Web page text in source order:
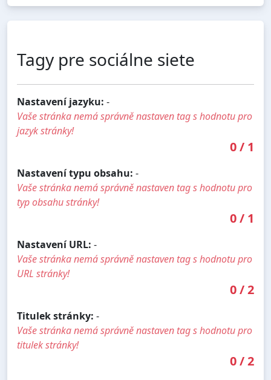
Tagy pre sociálne siete
Nastavení jazyku: -
Vaše stránka nemá správně nastaven tag s hodnotu pro
jazyk stránky!
0/ 1
Nastavení typu obsahu: -
Vaše stránka nemá správně nastaven tag s hodnotu pro
typ obsahu stránky!
0/ 1
Nastavení URL: -
Vaše stránka nemá správně nastaven tag s hodnotu pro
URL stránky!
0/2
Titulek stránky: -
Vaše stránka nemá správně nastaven tag s hodnotu pro
titulek stránky!
0/2